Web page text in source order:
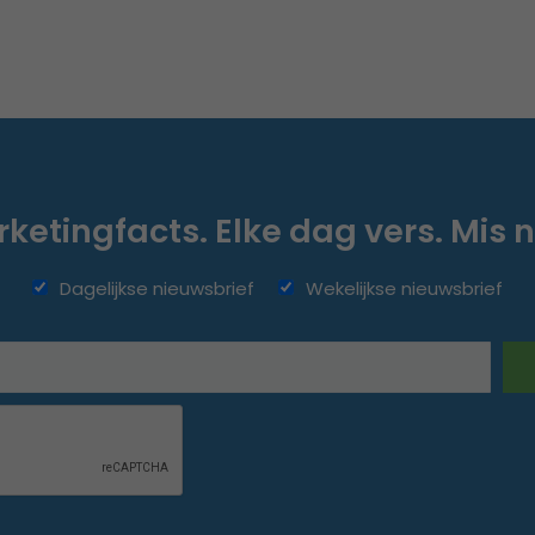
Elke dag vers. Mis
Dagelijkse nieuwsbrief Wekelijkse nieuwsbrief